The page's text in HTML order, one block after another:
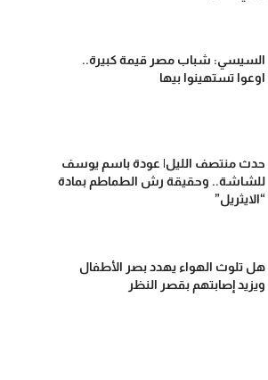
السيسي: شباب مصر قيمة كبيرة..
اوعوا تستهينوا بيها
حدث منتصف الليل| عودة باسم يوسف
للشاشة.. وحقيقة رش الطماطم بمادة
“الايثريل”
هل تلوث الهواء يهدد بصر الأطفال
ويزيد إصابتهم بقصر النظر